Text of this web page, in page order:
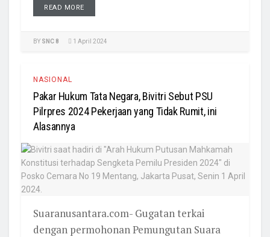
READ MORE
BY SNC 8 1 April 2024
NASIONAL
Pakar Hukum Tata Negara, Bivitri Sebut PSU
Pilrpres 2024 Pekerjaan yang Tidak Rumit, ini
Alasannya
Suaranusantara.com- Gugatan terkai
dengan permohonan Pemungutan Suara